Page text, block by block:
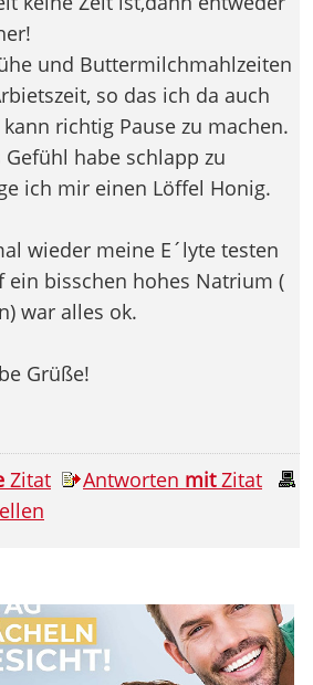
und Buttermilchmahlzeiten
so das ich da auch
richtig Pause zu machen.
habe schlapp zu
ich mir einen Löffel Honig.
wieder meine E´lyte testen
ein bisschen hohes Natrium (
war alles ok.
Grüße!
Zitat Antworten mitZitat